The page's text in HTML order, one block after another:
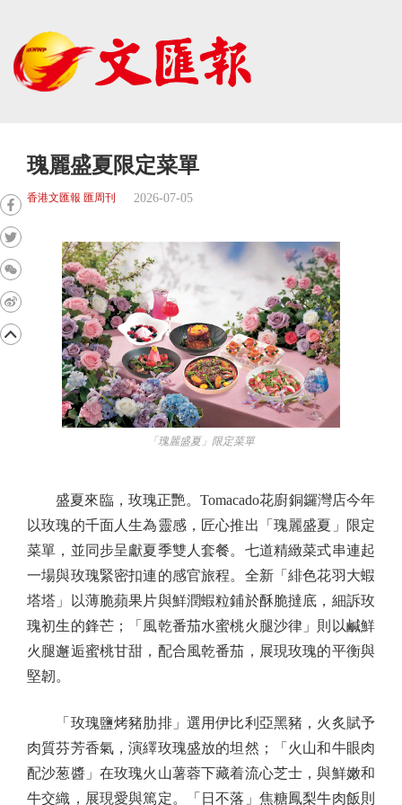
瑰麗盛夏限定菜單
香港文匯報 匯周刊 2026-07-05
「瑰麗盛夏」限定菜單
盛夏來臨，玫瑰正艷。Tomacado花廚銅鑼灣店今年
以玫瑰的千面人生為靈感，匠心推出「瑰麗盛夏」限定
菜單，並同步呈獻夏季雙人套餐。七道精緻菜式串連起
一場與玫瑰緊密扣連的感官旅程。全新「緋色花羽大蝦
塔塔」以薄脆蘋果片與鮮潤蝦粒鋪於酥脆撻底，細訴玫
瑰初生的鋒芒；「風乾番茄水蜜桃火腿沙律」則以鹹鮮
火腿邂逅蜜桃甘甜，配合風乾番茄，展現玫瑰的平衡與
堅韌。
「玫瑰鹽烤豬肋排」選用伊比利亞黑豬，火炙賦予
肉質芬芳香氣，演繹玫瑰盛放的坦然；「火山和牛眼肉
配沙葱醬」在玫瑰火山薯蓉下藏着流心芝士，與鮮嫩和
牛交織，展現愛與篤定。「日不落」焦糖鳳梨牛肉飯則